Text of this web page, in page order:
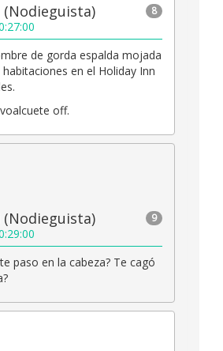
8
de gorda espalda mojada
en el Holiday Inn
off.
9
paso en la cabeza? Te cagó